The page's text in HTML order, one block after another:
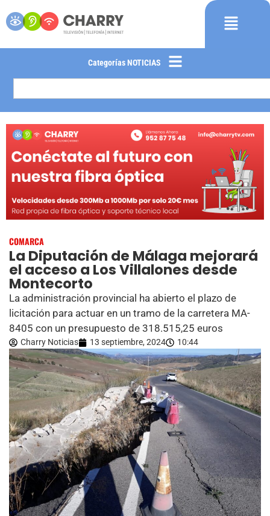
Categorías NOTICIAS
COMARCA
La Diputación de Málaga mejorará
el acceso a Los Villalones desde
Montecorto
La administración provincial ha abierto el plazo de
licitación para actuar en un tramo de la carretera MA-
8405 con un presupuesto de 318.515,25 euros
Charry Noticias 13 septiembre, 2024 10:44